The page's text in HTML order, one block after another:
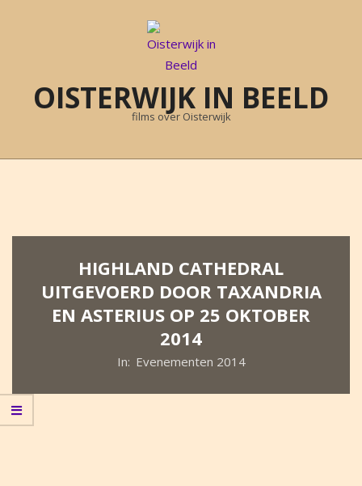
OISTERWIJK IN BEELD
films over Oisterwijk
Primary
HIGHLAND CATHEDRAL
UITGEVOERD DOOR TAXANDRIA
EN ASTERIUS OP 25 OKTOBER
2014
In: Evenementen 2014